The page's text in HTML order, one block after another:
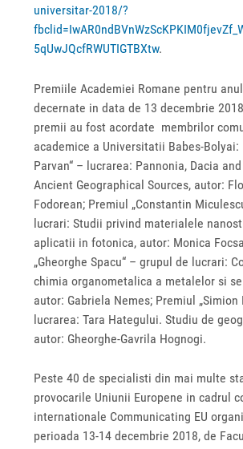
universitar-2018/?
5qUwJQcfRWUTIGTBXtw.
Premiile Academiei Romane pentru
decernate in data de 13 decembrie
premii au fost acordate membrilor
academice a Universitatii Babes-Bolyai:
Parvan“ – lucrarea: Pannonia, Dacia
Ancient Geographical Sources, autor:
Fodorean; Premiul „Constantin
lucrari: Studii privind materialele
aplicatii in fotonica, autor: Monica
„Gheorghe Spacu“ – grupul de lucrari:
chimia organometalica a metalelor si
autor: Gabriela Nemes; Premiul „Simion
lucrarea: Tara Hategului. Studiu de
autor: Gheorghe-Gavrila Hognogi.
Peste 40 de specialisti din mai multe
provocarile Uniunii Europene in cadrul
internationale Communicating EU
perioada 13-14 decembrie 2018, de